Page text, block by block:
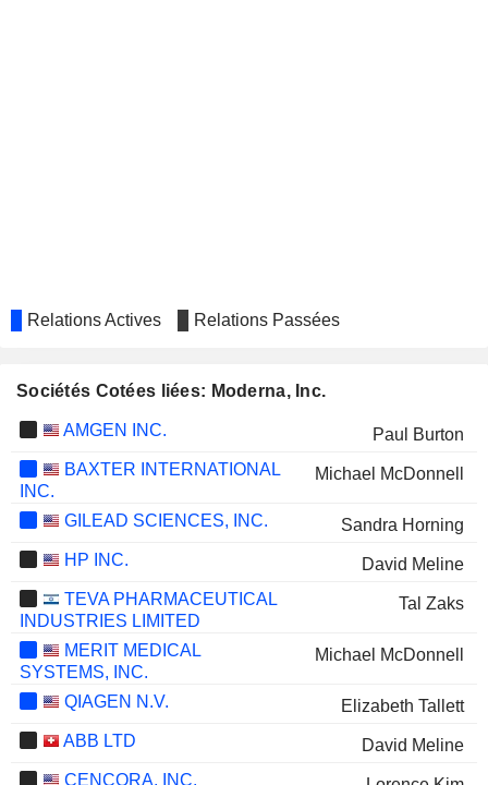
Relations Actives Relations Passées
Sociétés Cotées liées: Moderna, Inc.
AMGEN INC.
Paul Burton
BAXTER INTERNATIONAL
INC.
Michael McDonnell
GILEAD SCIENCES, INC.
Sandra Horning
HP INC.
David Meline
TEVA PHARMACEUTICAL
INDUSTRIES LIMITED
Tal Zaks
MERIT MEDICAL
SYSTEMS, INC.
Michael McDonnell
QIAGEN N.V.
Elizabeth Tallett
ABB LTD
David Meline
CENCORA, INC.